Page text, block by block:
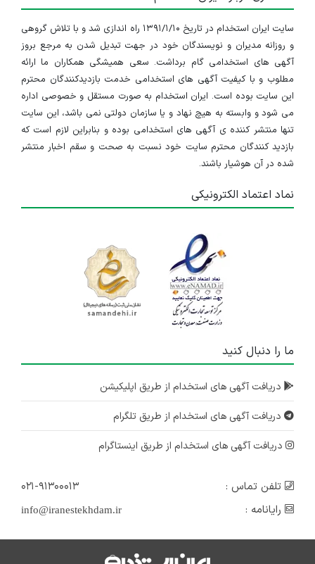
سایت ایران استخدام در تاریخ ۱۳۹۱/۱/۱۰ راه اندازی شد و با تلاش گروهی
و روزانه مدیران و نویسندگان خود در جهت تبدیل شدن به مرجع بروز
آگهی های استخدامی گام برداشت. سعی همیشگی همکاران ما ارائه
مطلوب و با کیفیت آگهی های استخدامی خدمت بازدیدکنندگان محترم
این سایت بوده است. ایران استخدام به صورت مستقل و خصوصی اداره
می شود و وابسته به هیچ نهاد و یا سازمان دولتی نمی باشد، این سایت
تنها منتشر کننده ی آگهی های استخدامی بوده و بنابراین لازم است که
بازدید کنندگان محترم سایت خود نسبت به صحت و سقم اخبار منتشر
شده در آن هوشیار باشند.
نماد اعتماد الکترونیکی
ما را دنبال کنید
دریافت آگهی های استخدام از طریق اپلیکیشن
دریافت آگهی های استخدام از طریق تلگرام
دریافت آگهی های استخدام از طریق اینستاگرام
تلفن تماس :
۰۲۱-۹۱۳۰۰۰۱۳
رایانامه :
info@iranestekhdam.ir